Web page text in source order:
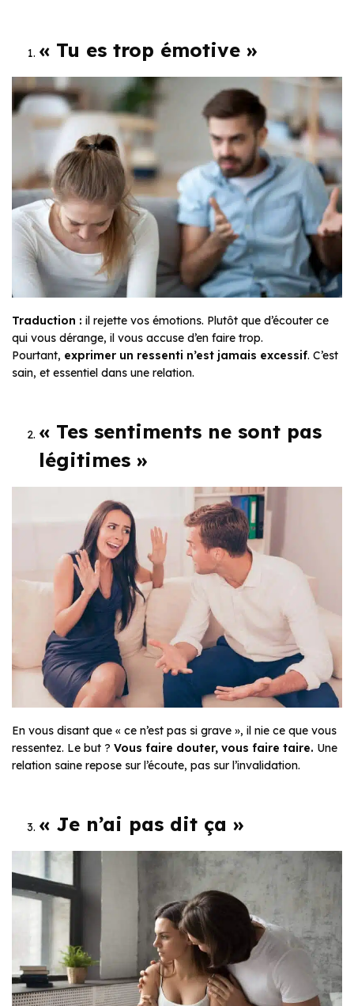
« Tu es trop émotive »
Traduction : il rejette vos émotions. Plutôt que d’écouter ce
qui vous dérange, il vous accuse d’en faire trop.
Pourtant, exprimer un ressenti n’est jamais excessif. C’est
sain, et essentiel dans une relation.
« Tes sentiments ne sont pas
légitimes »
En vous disant que « ce n’est pas si grave », il nie ce que vous
ressentez. Le but ? Vous faire douter, vous faire taire. Une
relation saine repose sur l’écoute, pas sur l’invalidation.
« Je n’ai pas dit ça »